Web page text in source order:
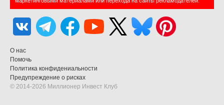
О нас
Помочь
Политика конфидениальности
Предупреждение о рисках
© 2014-2026 Миллионер Инвест Клуб